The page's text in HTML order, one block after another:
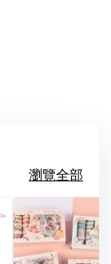
瀏覽全部